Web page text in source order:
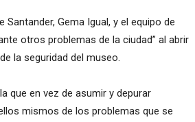
Gema Igual, y el equipo de
otros problemas de la ciudad” al abrir
la seguridad del museo.
que en vez de asumir y depurar
mismos de los problemas que se